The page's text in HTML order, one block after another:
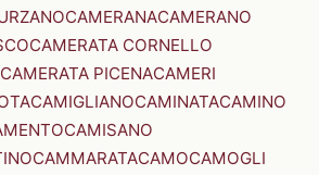
CAMERANACAMERANO
CAMERATA CORNELLO
CAMERATA PICENACAMERI
CAMIGLIANOCAMINATACAMINO
CAMISANO
CAMMARATACAMOCAMOGLI